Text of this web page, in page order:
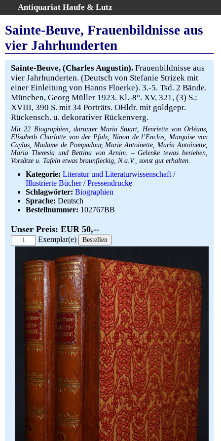
Antiquariat Haufe & Lutz
Home
Gesamtbestand
Erweiterte Suche
Kategorien
Schlagwörter
Warenkorb
AGB
Widerruf
Über uns
Aktuelle Kataloge
Ankauf
Links
Impressum
Sainte-Beuve, Frauenbildnisse aus
vier Jahrhunderten
Sainte-Beuve, (Charles Augustin). Frauenbildnisse aus
vier Jahrhunderten. (Deutsch von Stefanie Strizek mit
einer Einleitung von Hanns Floerke). 3.-5. Tsd. 2 Bände.
München, Georg Müller 1923. Kl.-8°. XV, 321, (3) S.;
XVIII, 390 S. mit 34 Porträts. OHldr. mit goldgepr.
Rückensch. u. dekorativer Rückenverg.
Mit 22 Biographien, darunter Maria Stuart, Henriette von Orléans,
Elisabeth Charlotte von der Pfalz, Ninon de l’Enclos, Marquise von
Caylus, Madame de Pompadour, Marie Antoinette, Maria Antoinette,
Maria Theresia und Bettina von Arnim. – Gelenke tewas berieben,
Vorsätze u. Tafeln etwas braunfleckig, N.a.V., sonst gut erhalten.
Kategorie: Literatur und Literaturwissenschaft /
Illustrierte Bücher / Pressendrucke
Schlagwörter: Biographien
Sprache: Deutsch
Bestellnummer: 102767BB
Unser Preis: EUR 50,--
Exemplar(e)